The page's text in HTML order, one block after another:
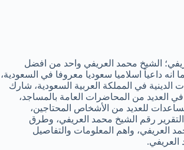
الشيخ محمد العريفي واحد من افضل
انه داعياً اسلاميا سعوديا معروفا في السعودية،
الدينية في المملكة العربية السعودية، شارك
العديد من المحاضرات العامة بالمساجد،
للعديد من الأشخاص المحتاجين،
رقم الشيخ محمد العريفي، وطرق
العريفي، واهم المعلومات والتفاصيل
العريفي.